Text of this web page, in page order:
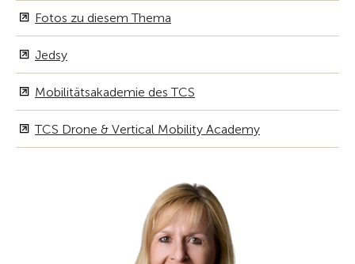
Fotos zu diesem Thema
Jedsy
Mobilitätsakademie des TCS
TCS Drone & Vertical Mobility Academy